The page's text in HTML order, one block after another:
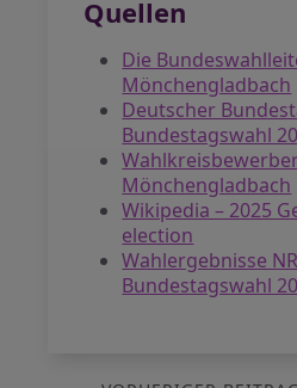
Quellen
Die
Mönchengladbach
Deutscher
Bundestagswahl
Mönchengladbach
Wikipedia – 2025
election
Wahlergebnisse
Bundestagswahl